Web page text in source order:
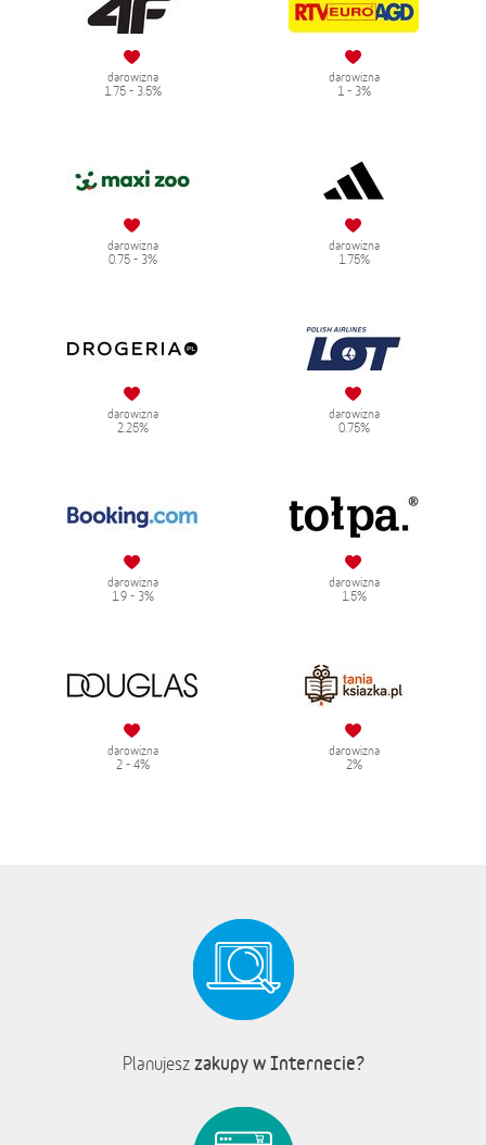
darowizna
1.75 - 3.5%
darowizna
1 - 3%
darowizna
0.75 - 3%
darowizna
1.75%
darowizna
2.25%
darowizna
0.75%
darowizna
1.9 - 3%
darowizna
1.5%
darowizna
2 - 4%
darowizna
2%
Planujesz zakupy w Internecie?